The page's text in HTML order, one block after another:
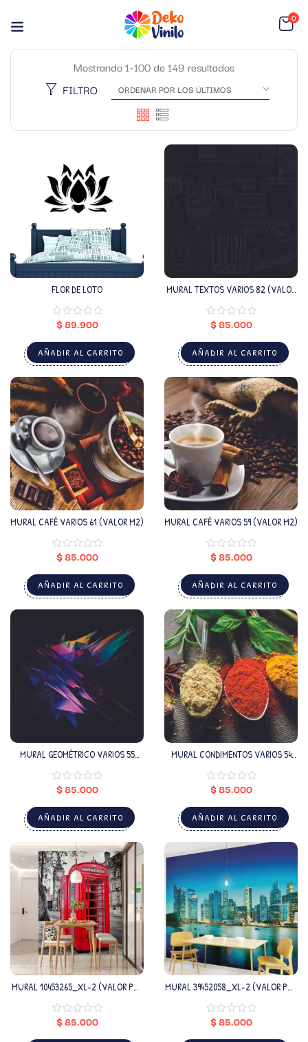
0
Mostrando 1–100 de 149 resultados
FILTRO
FLOR DE LOTO
$89.900
AÑADIR AL CARRITO
MURAL TEXTOS VARIOS 82 (VALOR
$85.000
AÑADIR AL CARRITO
MURAL CAFÉ VARIOS 61 (VALOR M2)
$85.000
AÑADIR AL CARRITO
MURAL CAFÉ VARIOS 59 (VALOR M2)
$85.000
AÑADIR AL CARRITO
MURAL GEOMÉTRICO VARIOS 55
$85.000
AÑADIR AL CARRITO
MURAL CONDIMENTOS VARIOS 54
$85.000
AÑADIR AL CARRITO
MURAL 10453265_XL-2 (VALOR POR
$85.000
MURAL 39452058_XL-2 (VALOR POR
$85.000